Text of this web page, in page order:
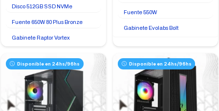
Disco 512GB SSD NVMe
Fuente 650W 80 Plus Bronze
Gabinete Raptor Vortex
Fuente 550W
Gabinete Evolabs Bolt
Disponible en 24hs/96hs Disponible en 24hs/96hs